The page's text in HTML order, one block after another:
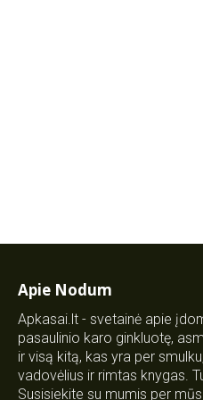
Apie Nodum
Apkasai.lt - svetainė apie
pasaulinio karo ginkluotę,
ir visą kitą, kas yra per
vadovėlius ir rimtas knygas.
Susisiekite su mumis per